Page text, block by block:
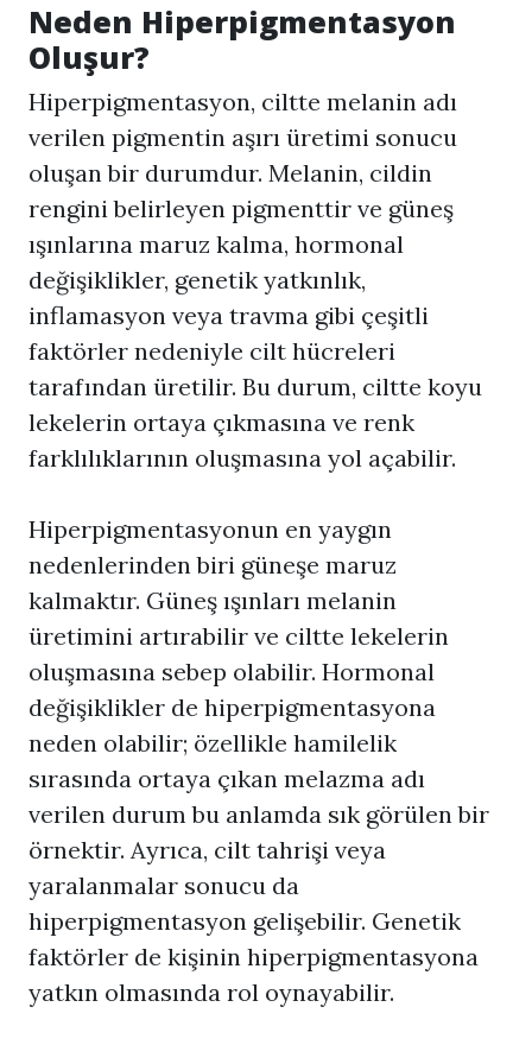
Neden Hiperpigmentasyon
Oluşur?
Hiperpigmentasyon, ciltte melanin adı
verilen pigmentin aşırı üretimi sonucu
oluşan bir durumdur. Melanin, cildin
rengini belirleyen pigmenttir ve güneş
ışınlarına maruz kalma, hormonal
değişiklikler, genetik yatkınlık,
inflamasyon veya travma gibi çeşitli
faktörler nedeniyle cilt hücreleri
tarafından üretilir. Bu durum, ciltte koyu
lekelerin ortaya çıkmasına ve renk
farklılıklarının oluşmasına yol açabilir.
Hiperpigmentasyonun en yaygın
nedenlerinden biri güneşe maruz
kalmaktır. Güneş ışınları melanin
üretimini artırabilir ve ciltte lekelerin
oluşmasına sebep olabilir. Hormonal
değişiklikler de hiperpigmentasyona
neden olabilir; özellikle hamilelik
sırasında ortaya çıkan melazma adı
verilen durum bu anlamda sık görülen bir
örnektir. Ayrıca, cilt tahrişi veya
yaralanmalar sonucu da
hiperpigmentasyon gelişebilir. Genetik
faktörler de kişinin hiperpigmentasyona
yatkın olmasında rol oynayabilir.